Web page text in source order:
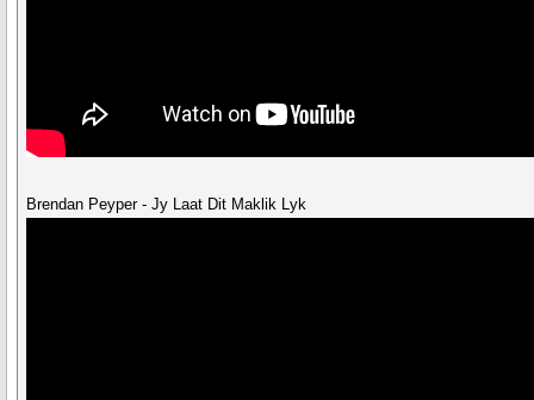
Brendan Peyper - Jy Laat Dit Maklik Lyk